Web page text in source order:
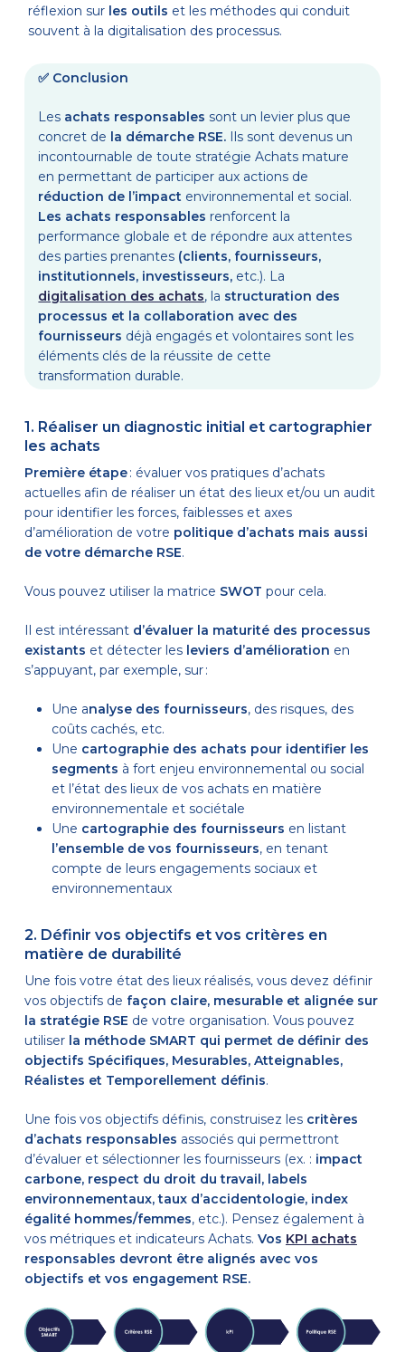
réflexion sur les outils et les méthodes qui conduit
souvent à la digitalisation des processus.
✅ Conclusion
Les achats responsables sont un levierplus que
concret de la démarche RSE. Ils sont devenus un
incontournable de toute stratégie Achats mature
en permettant de participer aux actions de
réduction de l’impact environnemental et social.
Les achats responsables renforcent la
performance globale et de répondre aux attentes
des parties prenantes (clients, fournisseurs,
institutionnels, investisseurs, etc.). La
digitalisation des achats, la structuration des
processus et la collaboration avec des
fournisseurs déjà engagés et volontaires sont les
éléments clés de la réussite de cette
transformation durable.
1. Réaliser un diagnostic initial et cartographier
les achats
Première étape: évaluer vos pratiques d’achats
actuelles afin de réaliser un état des lieux et/ou un audit
pour identifier les forces, faiblesses et axes
d’amélioration de votre politique d’achats mais aussi
de votre démarche RSE.
Vous pouvez utiliser la matrice SWOT pour cela.
Il est intéressant d’évaluer la maturité des processus
existants et détecter les leviers d’amélioration en
s’appuyant, par exemple, sur :
Une analyse des fournisseurs, des risques, des
coûts cachés, etc.
Une cartographie des achats pour identifier les
segments à fort enjeu environnemental ou social
et l’état des lieux de vos achats en matière
environnementale et sociétale
Une cartographie des fournisseurs en listant
l’ensemble de vos fournisseurs, en tenant
compte de leurs engagements sociaux et
environnementaux
2. Définir vos objectifs et vos critères en
matière de durabilité
Une fois votre état des lieux réalisés, vous devez définir
vos objectifs de façon claire, mesurable et alignée sur
la stratégie RSE de votre organisation. Vous pouvez
utiliser la méthode SMART qui permet de définir des
objectifs Spécifiques, Mesurables, Atteignables,
Réalistes et Temporellement définis.
Une fois vos objectifs définis, construisez les critères
d’achats responsables associés qui permettront
d’évaluer et sélectionner les fournisseurs (ex. : impact
carbone, respect du droit du travail, labels
environnementaux, taux d’accidentologie, index
égalité hommes/femmes, etc.). Pensez également à
vos métriques et indicateurs Achats. Vos KPI achats
responsables devront être alignés avec vos
objectifs et vos engagement RSE.